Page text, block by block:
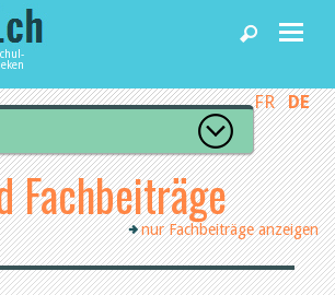
FR DE
Fachbeiträge
nur Fachbeiträge anzeigen